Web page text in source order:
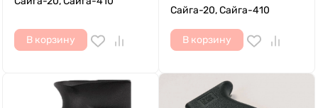
В корзину
Сайга-20, Сайга-410
В корзину